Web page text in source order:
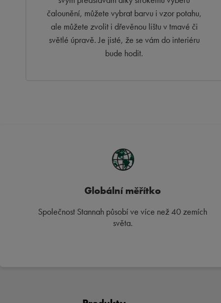
čalounění, můžete vybrat barvu i vzor potahu,
ale můžete zvolit i dřevěnou lištu v tmavé či
světlé úpravě. Je jisté, že se vám do interiéru
bude hodit.
Globální měřítko
Společnost Stannah působí ve více než 40 zemích
světa.